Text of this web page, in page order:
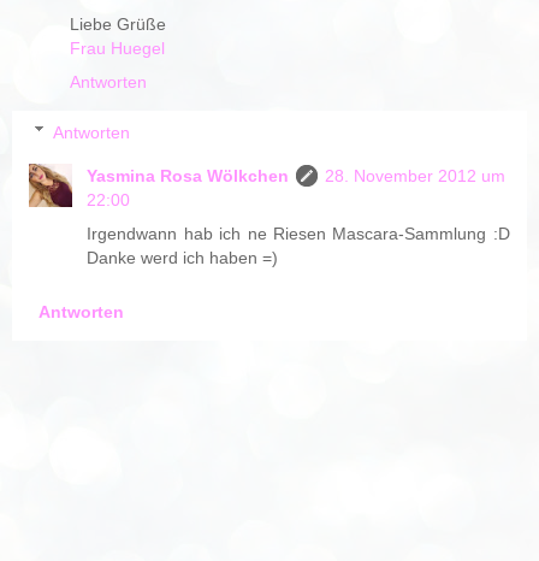
Liebe Grüße
Frau Huegel
Antworten
Antworten
Yasmina Rosa Wölkchen
28. November 2012 um
22:00
Irgendwann hab ich ne Riesen Mascara-Sammlung :D
Danke werd ich haben =)
Antworten